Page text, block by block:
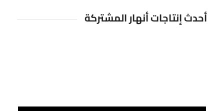
أحدث إنتاجات أنهار المشتركة